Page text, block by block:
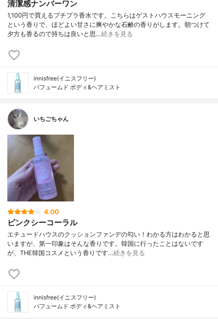
清潔感ナンバーワン
1,100円で買えるプチプラ香水です。こちらはゲストハウスモーニング
という香りで、ほどよい甘さに爽やかな石鹸の香りがします。朝つけて
夕方も香るので持ちは良いと思…続きを見る
innisfree(イニスフリー)
パフュームド ボディ&ヘアミスト
いちごちゃん
4.00
ピンクシーコーラル
エチュードハウスのクッションファンデの匂い！わかる方はわかると思
いますが、第一印象はそんな香りです。韓国に行ったことはないです
が、THE韓国コスメという香りです…続きを見る
innisfree(イニスフリー)
パフュームド ボディ&ヘアミスト